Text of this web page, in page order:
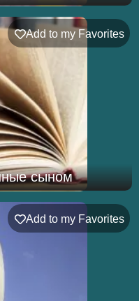
Add to my Favorites
сыном
Add to my Favorites